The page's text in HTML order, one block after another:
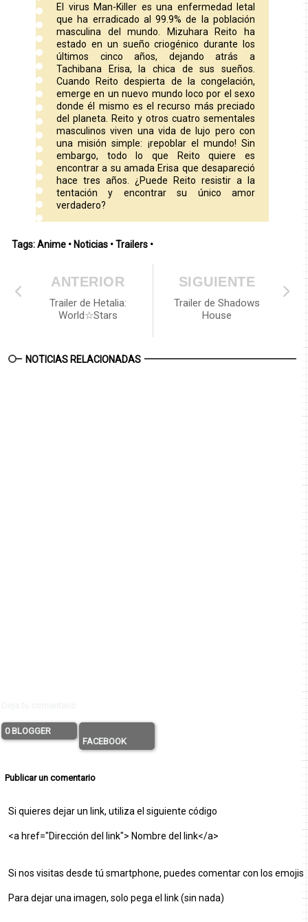
El virus Man-Killer es una enfermedad letal
que ha erradicado al 99.9% de la población
masculina del mundo. Mizuhara Reito ha
estado en un sueño criogénico durante los
últimos cinco años, dejando atrás a
Tachibana Erisa, la chica de sus sueños.
Cuando Reito despierta de la congelación,
emerge en un nuevo mundo loco por el sexo
donde él mismo es el recurso más preciado
del planeta. Reito y otros cuatro sementales
masculinos viven una vida de lujo pero con
una misión simple: ¡repoblar el mundo! Sin
embargo, todo lo que Reito quiere es
encontrar a su amada Erisa que desapareció
hace tres años. ¿Puede Reito resistir a la
tentación y encontrar su único amor
verdadero?
Tags:Anime • Noticias •Trailers •
SIGUIENTE
Trailer de Shadows
House
ANTERIOR
Trailer de Hetalia:
World☆Stars
NOTICIAS RELACIONADAS
0 BLOGGER
FACEBOOK
Publicar un comentario
Si quieres dejar un link, utiliza el siguiente código
<a href="Dirección del link"> Nombre del link</a>
Si nos visitas desde tú smartphone, puedes comentar con los emojis
Para dejar una imagen, solo pega el link (sin nada)